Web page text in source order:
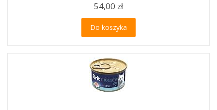
54,00 zł
Do koszyka